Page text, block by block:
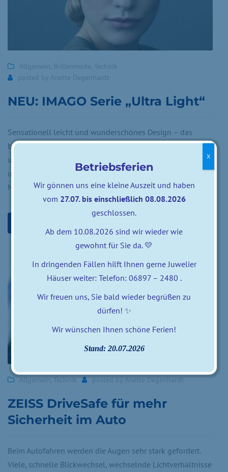
Allgemein , Brillenmode, Technik
posted by Anette Degenhardt
NEU: IMAGO Serie „Ultra Light“
Sensationell leicht und wunderschönes Design – das
bieten die neuen Brillen von IMAGO Eyewear. Das leichte
und chicke Design ist dabei sehr robust: diese Brillen sind
unkaputtbar. Das verdanken wir ihrem neuen Hightech
Material ULTEM. Lernen Sie die neue Kollektion…
Allgemein,Technik posted byAnette Degenhardt
ZEISS DriveSafe für mehr
Sicherheit im Auto
Beim Autofahren werden die Augen sehr stark gefordert.
Viele, schnelle Blickwechsel, wechselnde Lichtverhältnisse
Betriebsferien
Wir gönnen uns eine kleine Auszeit und haben
vom 27.07. bis einschließlich 08.08.2026
geschlossen.
Ab dem 10.08.2026 sind wir wieder wie
gewohnt für Sie da. 💛
In dringenden Fällen hilft Ihnen gerne Juwelier
Häuser weiter: Telefon: 06897 – 2480 .
Wir freuen uns, Sie bald wieder begrüßen zu
dürfen! ✨
Wir wünschen Ihnen schöne Ferien!
Stand: 20.07.2026
X